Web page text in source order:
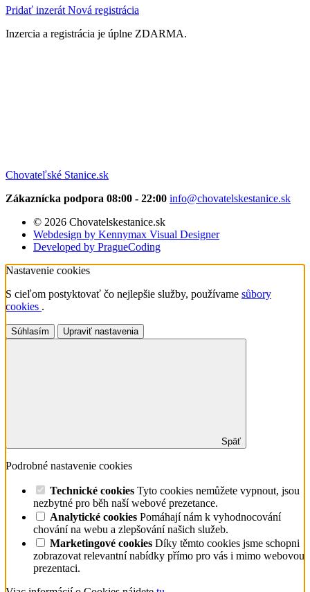
Pridať inzerát Nová registrácia
Inzercia a registrácia je úplne ZDARMA.
Chovateľské Stanice.sk
Zákaznícka podpora 08:00 - 22:00 info@chovatelskestanice.sk
© 2026 Chovatelskestanice.sk
Webdesign by Kennymax Visual Designer
Developed by PragueCoding
Nastavenie cookies
S cieľom postyktovať čo nejlepšie služby, používame sůbory
cookies .
Súhlasím Upraviť nastavenia
Späť
Podrobné nastavenie cookies
Technické cookies Tyto cookies nemůžete vypnout, jsou
nezbytné pro běh naší webové prezetance.
Analytické cookies Pomáhají nám k vyhodnocování
chování na webu a zlepšování našich služeb.
Marketingové cookies Díky těmto cookies jsme schopni
zobrazovat relevantní nabídky přímo pro vás i mimo webovou
prezentaci.